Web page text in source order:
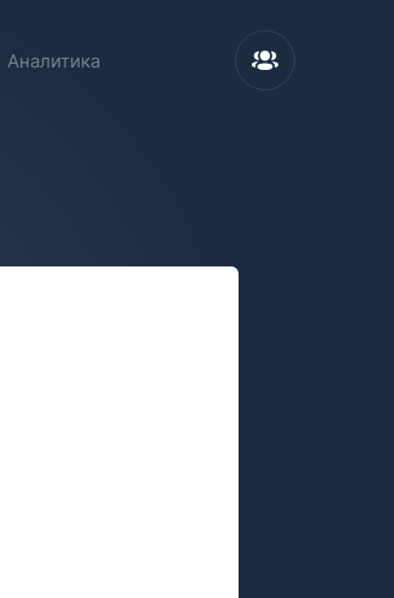
Аналитика